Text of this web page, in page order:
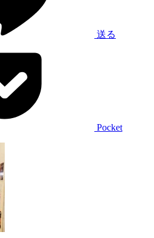
送る
Pocket